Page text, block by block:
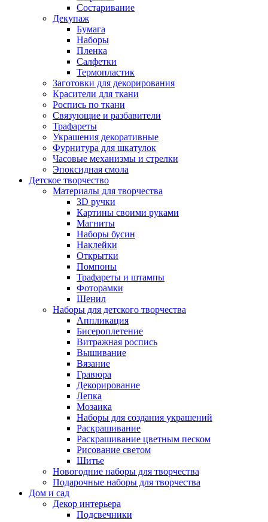
Состаривание
Декупаж
Бумага
Наборы
Пленка
Салфетки
Термопластик
Заготовки для декорирования
Красители для ткани
Роспись по ткани
Связующие и разбавители
Трафареты
Украшения декоративные
Фурнитура для шкатулок
Часовые механизмы и стрелки
Эпоксидная смола
Детское творчество
Материалы для творчества
3D ручки
Картины своими руками
Магниты
Наборы бусин
Наклейки
Открытки
Помпоны
Трафареты и штампы
Фоторамки
Шенил
Наборы для детского творчества
Аппликация
Бисероплетение
Витражная роспись
Вышивание
Вязание
Гравюра
Декорирование
Лепка
Мозаика
Наборы для создания украшений
Раскрашивание
Раскрашивание цветным песком
Рисование светом
Шитье
Новогодние наборы для творчества
Подарочные наборы для творчества
Дом и сад
Декор интерьера
Подсвечники